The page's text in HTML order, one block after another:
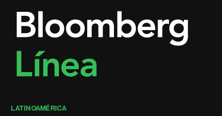
LATINOAMÉRICA